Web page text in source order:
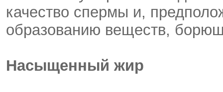
качество спермы и,
образованию веществ,
Насыщенный жир